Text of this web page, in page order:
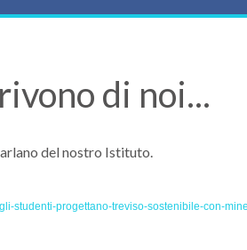
di noi...
del nostro Istituto.
studenti-progettano-treviso-sostenibile-con-